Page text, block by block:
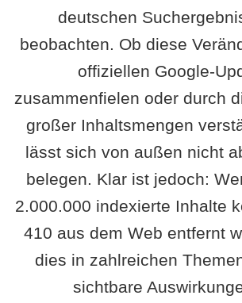
deutschen
beobachten. Ob diese
offiziellen Google-
zusammenfielen oder durch
großer Inhaltsmengen
lässt sich von außen nicht
belegen. Klar ist jedoch:
2.000.000 indexierte Inhalte
410 aus dem Web entfernt
dies in zahlreichen
sichtbare